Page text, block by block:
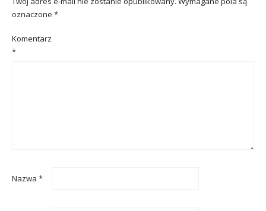
oznaczone *
Komentarz
*
Nazwa *